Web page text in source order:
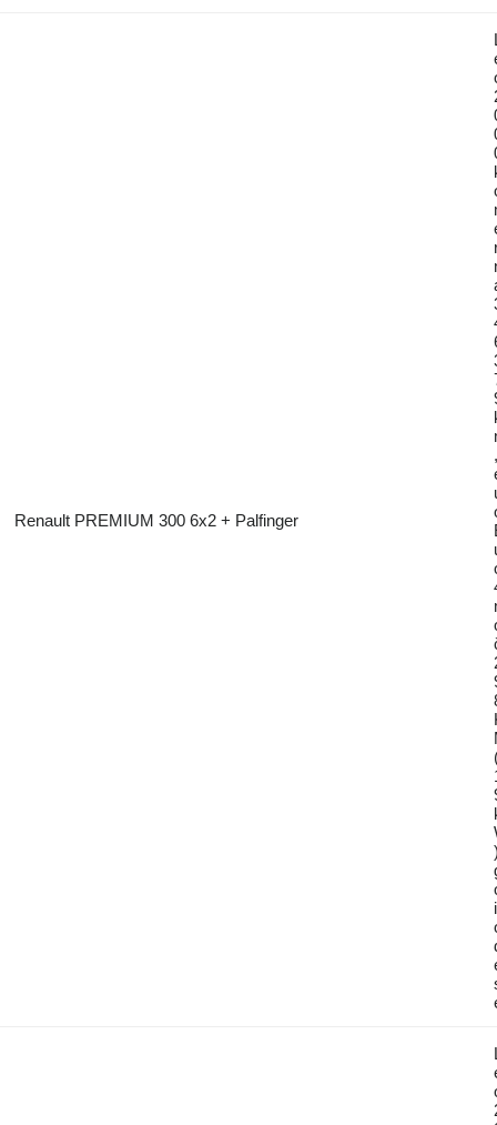
Renault PREMIUM 300 6x2 + Palfinger